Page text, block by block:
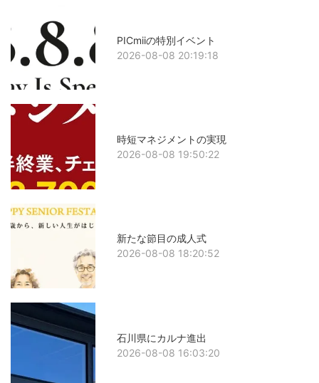
PICmiiの特別イベント
2026-08-08 20:19:18
時短マネジメントの実現
2026-08-08 19:50:22
新たな節目の成人式
2026-08-08 18:20:52
石川県にカルナ進出
2026-08-08 16:03:20